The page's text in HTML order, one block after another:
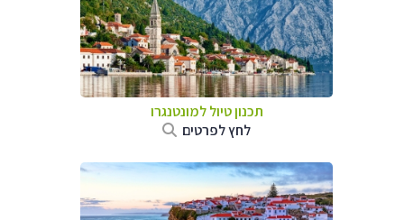
תכנון טיול למונטנגרו
לחץ לפרטים